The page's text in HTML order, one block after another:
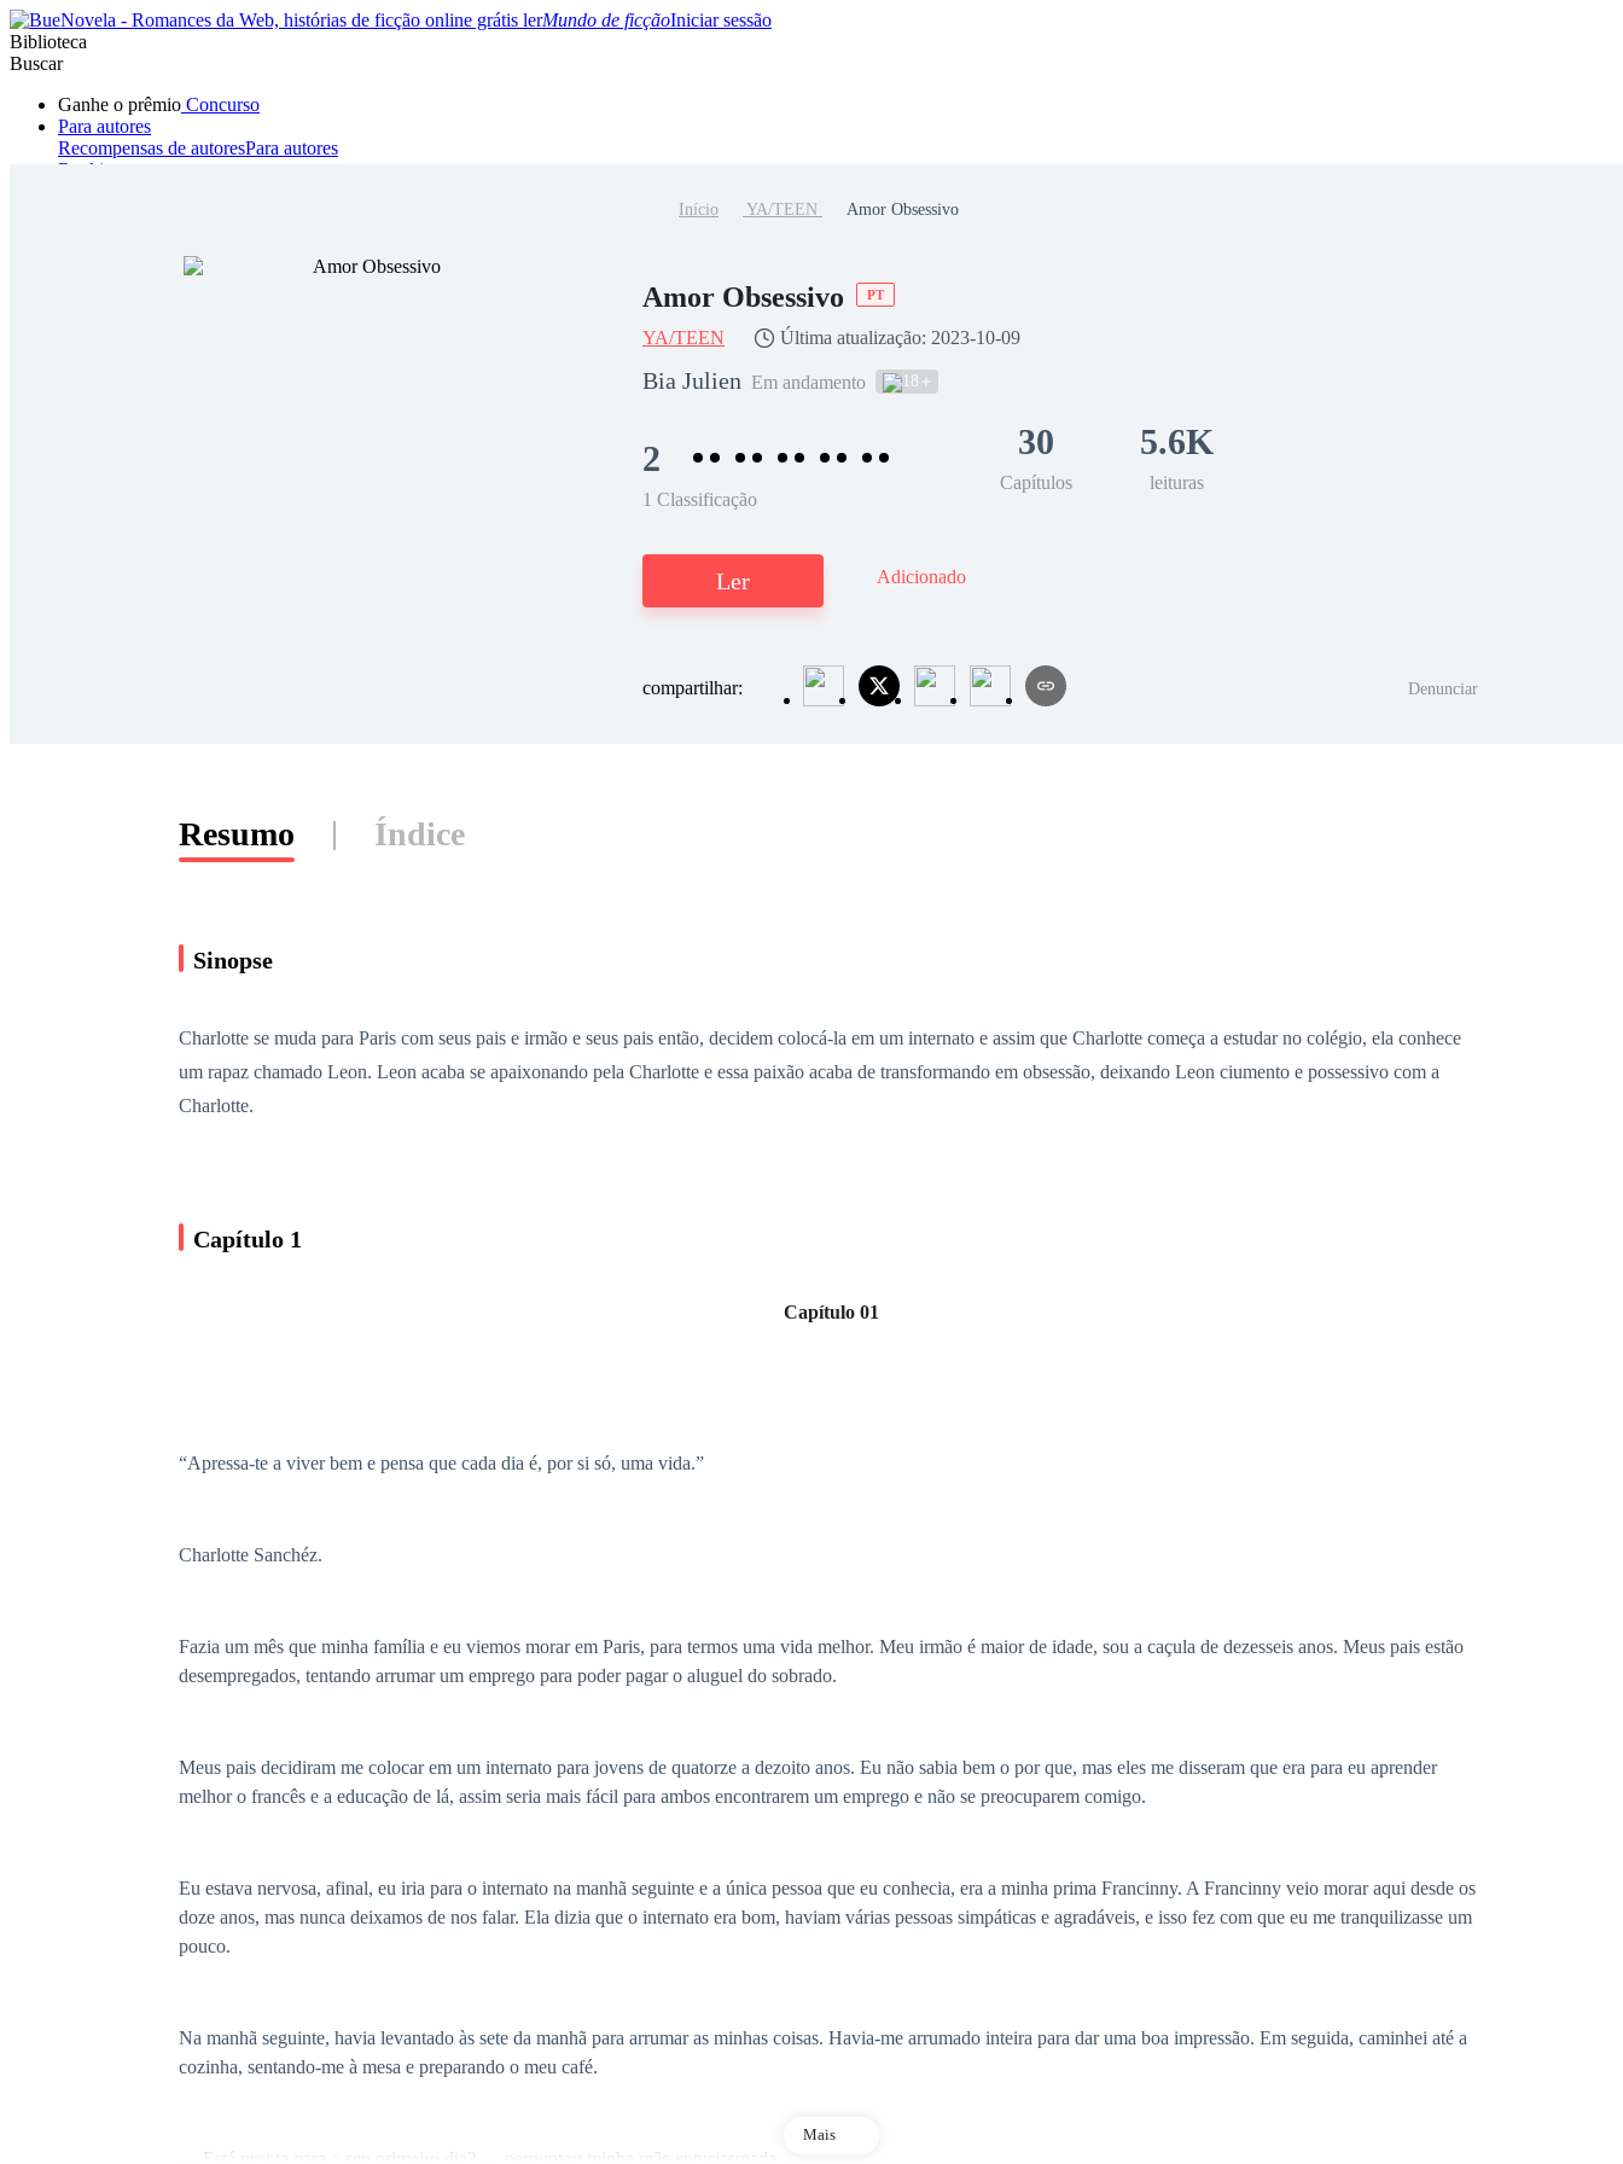
Mundo de ficçãoIniciar sessão
Biblioteca
Buscar
Ganhe o prêmio Concurso
Para autores
Recompensas de autoresPara autores
Ranking
Hombre lobo Mafia Sistema Fantasía
Início YA/TEEN Amor Obsessivo
Amor Obsessivo PT
YA/TEEN Última atualização: 2023-10-09
Bia Julien Em andamento 18
2
1 Classificação
30
Capítulos
5.6K
leituras
Ler Adicionado
compartilhar: Denunciar
Resumo Índice
Sinopse
Charlotte se muda para Paris com seus pais e irmão e seus pais então, decidem colocá-la em um internato e assim que Charlotte começa a estudar no colégio, ela conhece
um rapaz chamado Leon. Leon acaba se apaixonando pela Charlotte e essa paixão acaba de transformando em obsessão, deixando Leon ciumento e possessivo com a
Charlotte.
Capítulo 1
Capítulo 01
“Apressa-te a viver bem e pensa que cada dia é, por si só, uma vida.”
Charlotte Sanchéz.
Fazia um mês que minha família e eu viemos morar em Paris, para termos uma vida melhor. Meu irmão é maior de idade, sou a caçula de dezesseis anos. Meus pais estão
desempregados, tentando arrumar um emprego para poder pagar o aluguel do sobrado.
Meus pais decidiram me colocar em um internato para jovens de quatorze a dezoito anos. Eu não sabia bem o por que, mas eles me disseram que era para eu aprender
melhor o francês e a educação de lá, assim seria mais fácil para ambos encontrarem um emprego e não se preocuparem comigo.
Eu estava nervosa, afinal, eu iria para o internato na manhã seguinte e a única pessoa que eu conhecia, era a minha prima Francinny. A Francinny veio morar aqui desde os
doze anos, mas nunca deixamos de nos falar. Ela dizia que o internato era bom, haviam várias pessoas simpáticas e agradáveis, e isso fez com que eu me tranquilizasse um
pouco.
Na manhã seguinte, havia levantado às sete da manhã para arrumar as minhas coisas. Havia-me arrumado inteira para dar uma boa impressão. Em seguida, caminhei até a
cozinha, sentando-me à mesa e preparando o meu café.
— Está pronta para o seu primeiro dia? — perguntou minha mãe entusiasmada.
Mais